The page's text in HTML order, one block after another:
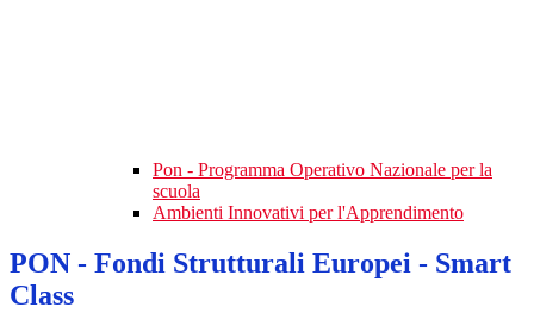
Pon - Programma Operativo Nazionale per la
scuola
Ambienti Innovativi per l'Apprendimento
PON - Fondi Strutturali Europei - Smart
Class